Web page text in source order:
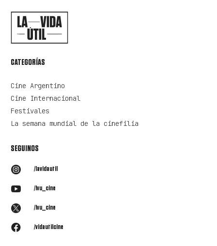
CATEGORÍAS
Cine Argentino
Cine Internacional
Festivales
La semana mundial de la cinefilia
SEGUINOS
 /lavidautil
 /lvu_cine
 /lvu_cine
 /vidautilcine